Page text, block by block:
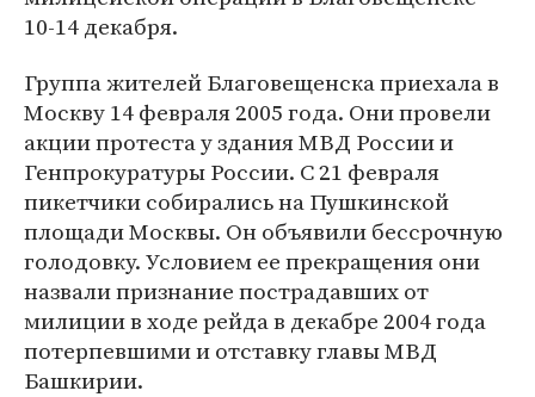
10-14 декабря.
Группа жителей Благовещенска приехала в
Москву 14 февраля 2005 года. Они провели
акции протеста у здания МВД России и
Генпрокуратуры России. С 21 февраля
пикетчики собирались на Пушкинской
площади Москвы. Он объявили бессрочную
голодовку. Условием ее прекращения они
назвали признание пострадавших от
милиции в ходе рейда в декабре 2004 года
потерпевшими и отставку главы МВД
Башкирии.